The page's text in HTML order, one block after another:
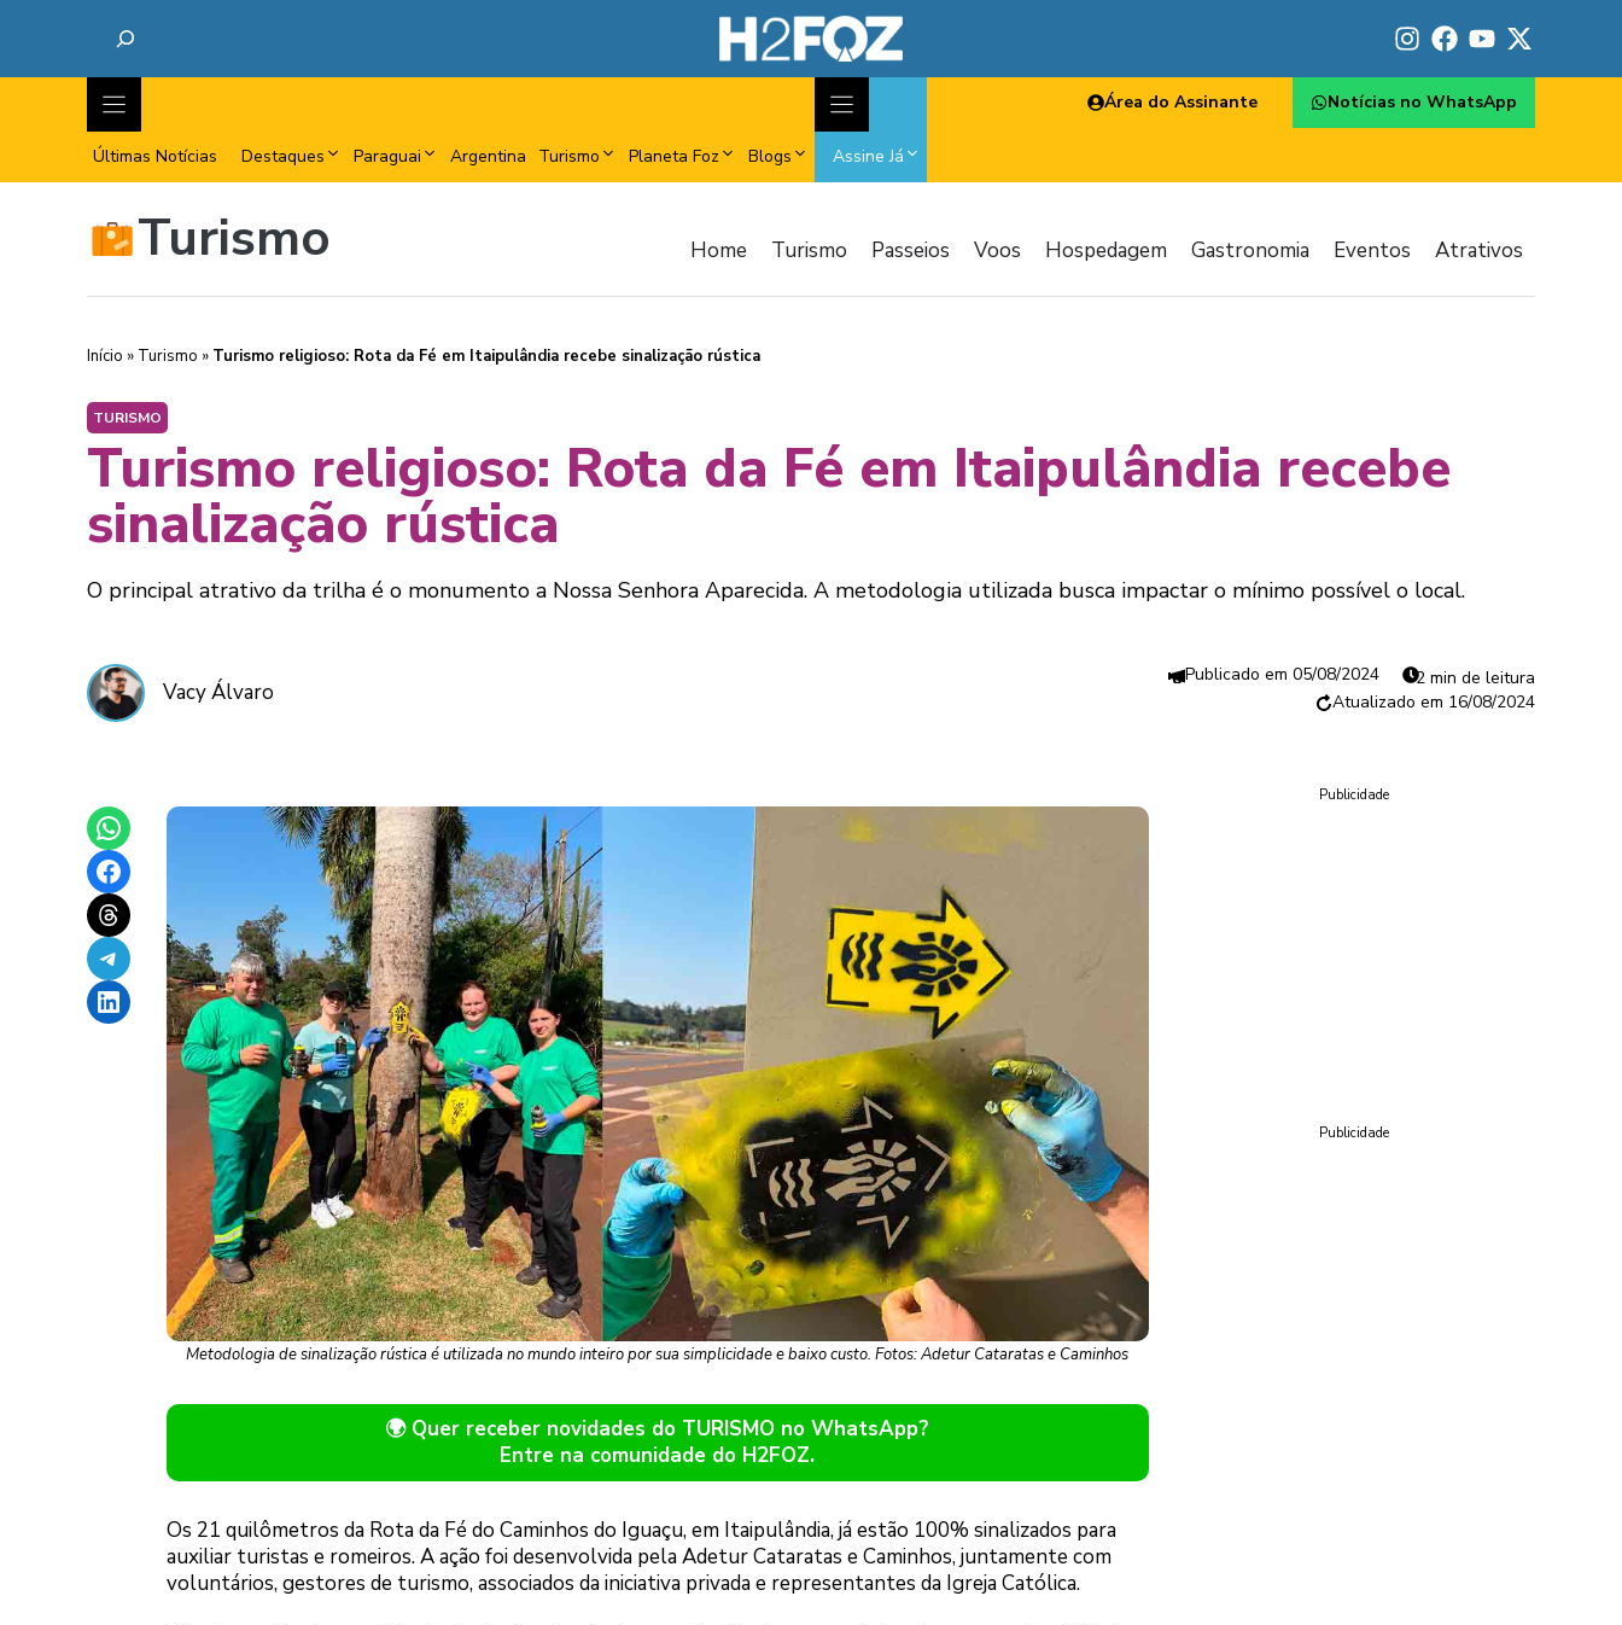
Últimas Notícias Destaques Paraguai Argentina Turismo Planeta Foz Blogs Assine Já
Área do Assinante Notícias no WhatsApp
Turismo Home Turismo Passeios Voos Hospedagem Gastronomia Eventos Atrativos
Início » Turismo » Turismo religioso: Rota da Fé em Itaipulândia recebe sinalização rústica
TURISMO
Turismo religioso: Rota da Fé em Itaipulândia recebe
sinalização rústica
O principal atrativo da trilha é o monumento a Nossa Senhora Aparecida. A metodologia utilizada busca impactar o mínimo possível o local.
Vacy Álvaro
05/08/2024
2 min de leitura
16/08/2024
Share on WhatsApp
Share on Facebook
Share on Threads
Share on Telegram
Share on LinkedIn
Metodologia de sinalização rústica é utilizada no mundo inteiro por sua simplicidade e baixo custo. Fotos: Adetur Cataratas e Caminhos
🌍 Quer receber novidades do TURISMO no WhatsApp?
Entre na comunidade do H2FOZ.
Os 21 quilômetros da Rota da Fé do Caminhos do Iguaçu, em Itaipulândia, já estão 100% sinalizados para
auxiliar turistas e romeiros. A ação foi desenvolvida pela Adetur Cataratas e Caminhos, juntamente com
voluntários, gestores de turismo, associados da iniciativa privada e representantes da Igreja Católica.
Publicidade
Publicidade